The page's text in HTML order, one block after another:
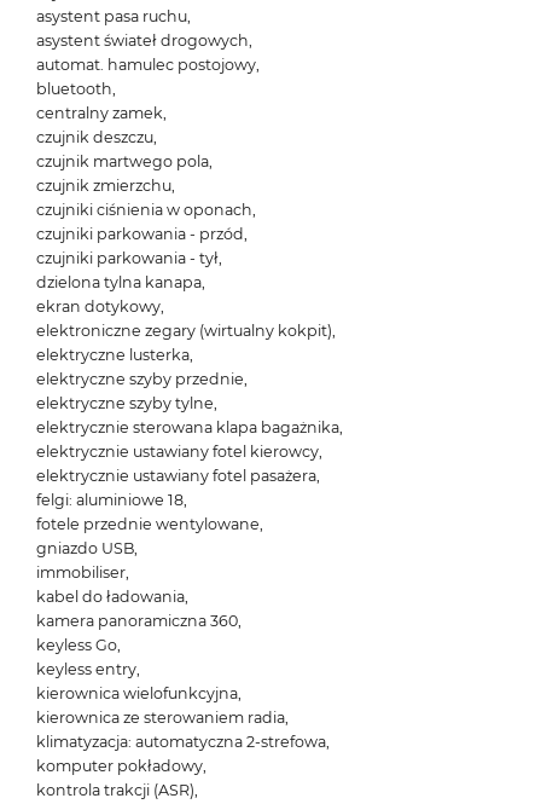
asystent pasa ruchu,
asystent świateł drogowych,
automat. hamulec postojowy,
bluetooth,
centralny zamek,
czujnik deszczu,
czujnik martwego pola,
czujnik zmierzchu,
czujniki ciśnienia w oponach,
czujniki parkowania - przód,
czujniki parkowania - tył,
dzielona tylna kanapa,
ekran dotykowy,
elektroniczne zegary (wirtualny kokpit),
elektryczne lusterka,
elektryczne szyby przednie,
elektryczne szyby tylne,
elektrycznie sterowana klapa bagażnika,
elektrycznie ustawiany fotel kierowcy,
elektrycznie ustawiany fotel pasażera,
felgi: aluminiowe 18,
fotele przednie wentylowane,
gniazdo USB,
immobiliser,
kabel do ładowania,
kamera panoramiczna 360,
keyless Go,
keyless entry,
kierownica wielofunkcyjna,
kierownica ze sterowaniem radia,
klimatyzacja: automatyczna 2-strefowa,
komputer pokładowy,
kontrola trakcji (ASR),